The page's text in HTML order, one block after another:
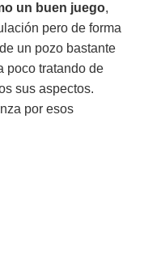
un buen juego,
pero de forma
un pozo bastante
poco tratando de
sus aspectos.
por esos